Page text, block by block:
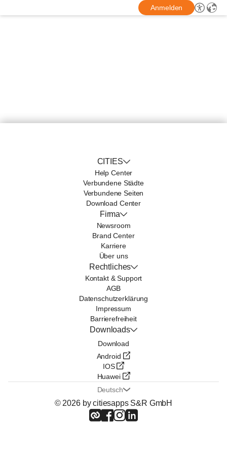
Anmelden
CITIES
Help Center
Verbundene Städte
Verbundene Seiten
Download Center
Firma
Newsroom
Brand Center
Karriere
Über uns
Rechtliches
Kontakt & Support
AGB
Datenschutzerklärung
Impressum
Barrierefreiheit
Downloads
Download
Android
IOS
Huawei
Deutsch
© 2026 by citiesapps S&R GmbH